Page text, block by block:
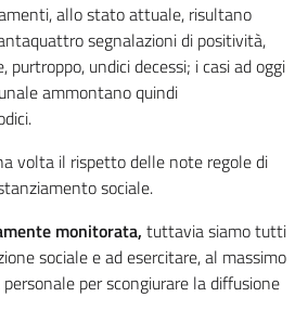
allo stato attuale, risultano
segnalazioni di positività,
purtroppo, undici decessi; i casi ad oggi
ammontano quindi
volta il rispetto delle note regole di
sociale.
monitorata, tuttavia siamo tutti
sociale e ad esercitare, al massimo
per scongiurare la diffusione